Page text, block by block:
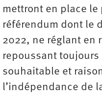
mettront en place le
référendum dont le
2022, ne réglant en
repoussant
souhaitable et
l’indépendance de